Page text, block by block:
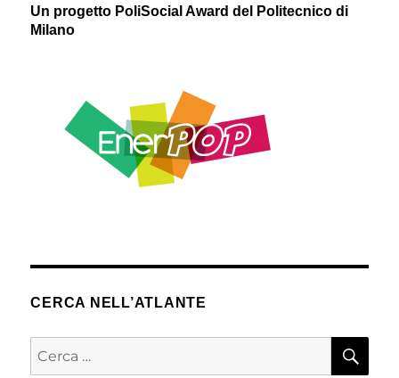
Un progetto PoliSocial Award del Politecnico di
Milano
CERCA NELL’ATLANTE
Cerca: